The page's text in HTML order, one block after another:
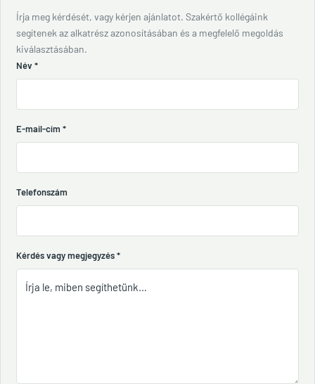
Írja meg kérdését, vagy kérjen ajánlatot. Szakértő kollégáink
segítenek az alkatrész azonosításában és a megfelelő megoldás
kiválasztásában.
Név *
E-mail-cím *
Telefonszám
Kérdés vagy megjegyzés*